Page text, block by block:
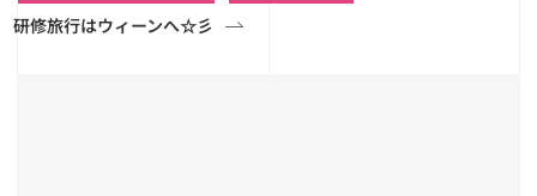
研修旅行はウィーンへ☆彡